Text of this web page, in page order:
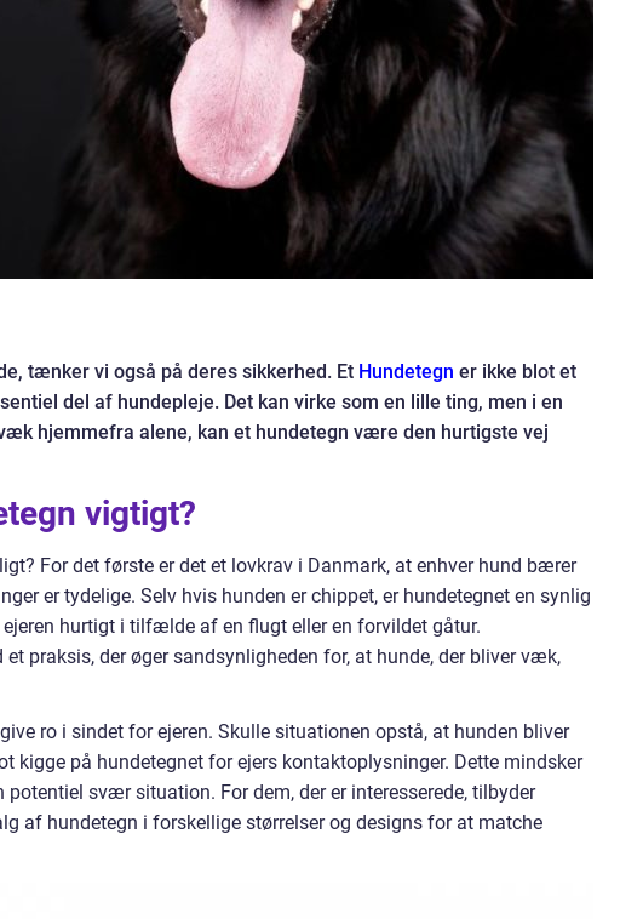
tænker vi også på deres sikkerhed. Et Hundetegn er ikke blot et
del af hundepleje. Det kan virke som en lille ting, men i en
hjemmefra alene, kan et hundetegn være den hurtigste vej
vigtigt?
For det første er det et lovkrav i Danmark, at enhver hund bærer
er tydelige. Selv hvis hunden er chippet, er hundetegnet en synlig
hurtigt i tilfælde af en flugt eller en forvildet gåtur.
praksis, der øger sandsynligheden for, at hunde, der bliver væk,
ro i sindet for ejeren. Skulle situationen opstå, at hunden bliver
kigge på hundetegnet for ejers kontaktoplysninger. Dette mindsker
potentiel svær situation. For dem, der er interesserede, tilbyder
af hundetegn i forskellige størrelser og designs for at matche